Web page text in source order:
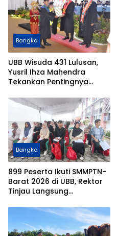
Bangka
UBB Wisuda 431 Lulusan,
Yusril Ihza Mahendra
Tekankan Pentingnya
Pengelolaan SDA Berbasis
Ilmu Pengetahuan
Bangka
899 Peserta Ikuti SMMPTN-
Barat 2026 di UBB, Rektor
Tinjau Langsung